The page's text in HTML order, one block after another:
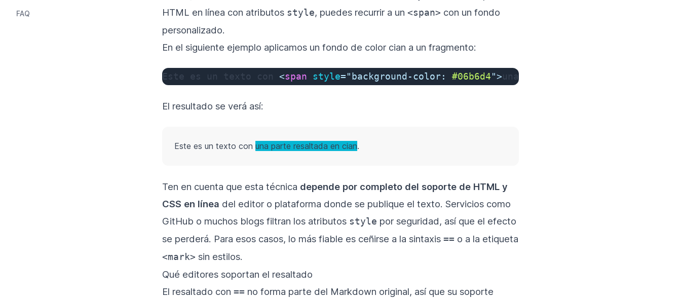
FAQ
HTML en línea con atributos style, puedes recurrir a un <span> con un fondo
personalizado.
En el siguiente ejemplo aplicamos un fondo de color cian a un fragmento:
Este es un texto con <span style=" background-color: #06b6d4">una parte resaltada en cian
El resultado se verá así:
Este es un texto con una parte resaltada en cian.
Ten en cuenta que esta técnica depende por completo del soporte de HTML y
CSS en línea del editor o plataforma donde se publique el texto. Servicios como
GitHub o muchos blogs filtran los atributos style por seguridad, así que el efecto
se perderá. Para esos casos, lo más fiable es ceñirse a la sintaxis == o a la etiqueta
<mark> sin estilos.
Qué editores soportan el resaltado
El resaltado con == no forma parte del Markdown original, así que su soporte